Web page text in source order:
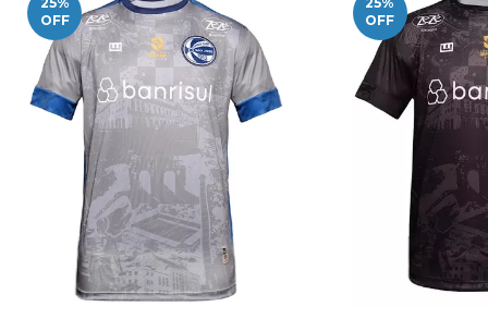
OFF
OFF